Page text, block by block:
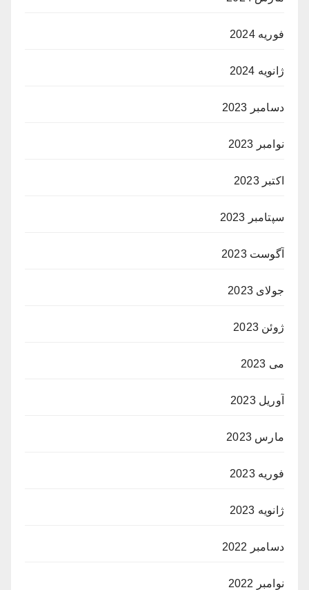
فوریه 2024
ژانویه 2024
دسامبر 2023
نوامبر 2023
اکتبر 2023
سپتامبر 2023
آگوست 2023
جولای 2023
ژوئن 2023
می 2023
آوریل 2023
مارس 2023
فوریه 2023
ژانویه 2023
دسامبر 2022
نوامبر 2022